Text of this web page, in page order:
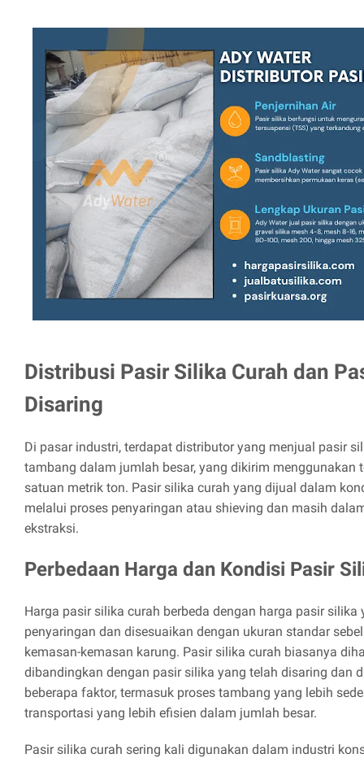
Distribusi Pasir Silika Curah dan
Disaring
Di pasar industri, terdapat distributor yang menjual pasir
tambang dalam jumlah besar, yang dikirim menggunakan
satuan metrik ton. Pasir silika curah yang dijual dalam
melalui proses penyaringan atau shieving dan masih
ekstraksi.
Perbedaan Harga dan Kondisi Pasir
Harga pasir silika curah berbeda dengan harga pasir
penyaringan dan disesuaikan dengan ukuran standar
kemasan-kemasan karung. Pasir silika curah biasanya
dibandingkan dengan pasir silika yang telah disaring dan
beberapa faktor, termasuk proses tambang yang lebih
transportasi yang lebih efisien dalam jumlah besar.
Pasir silika curah sering kali digunakan dalam industri